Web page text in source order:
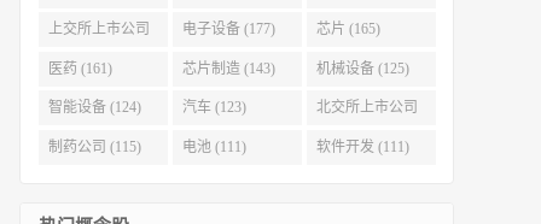
(321) (215)
上交所上市公司
(186)
电子设备 (177) 芯片 (165)
医药 (161) 芯片制造 (143) 机械设备 (125)
智能设备 (124) 汽车 (123) 北交所上市公司
(116)
制药公司 (115) 电池 (111) 软件开发 (111)